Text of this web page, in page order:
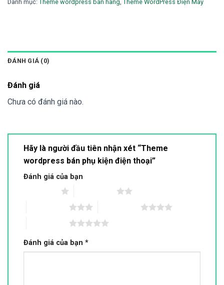
Danh mục: Theme wordpress bán hàng Theme WordPress Điện Máy
ĐÁNH GIÁ (0)
Đánh giá
Chưa có đánh giá nào.
Hãy là người đầu tiên nhận xét “Theme
wordpress bán phụ kiện điện thoại”
Đánh giá của bạn
Đánh giá của bạn *